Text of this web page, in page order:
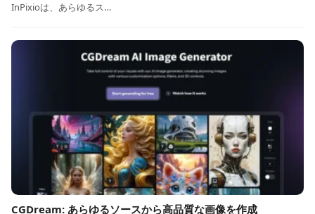
InPixioは、あらゆるス…
CGDream: あらゆるソースから高品質な画像を作成